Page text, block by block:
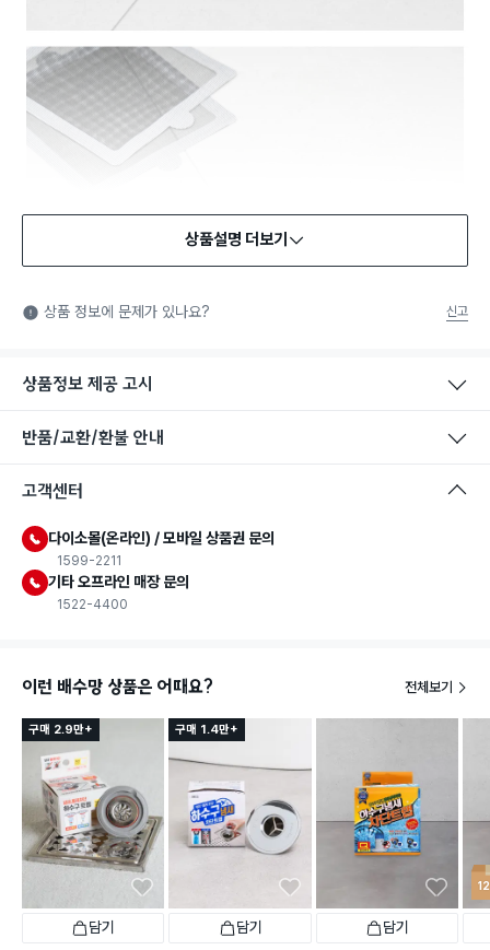
상품설명 더보기
상품 정보에 문제가 있나요? 신고
상품정보 제공 고시
반품/교환/환불 안내
고객센터
다이소몰(온라인) / 모바일 상품권 문의
1599-2211
기타 오프라인 매장 문의
1522-4400
이런 배수망 상품은 어때요? 전체보기
구매 2.9만+
담기
구매 1.4만+
담기 담기